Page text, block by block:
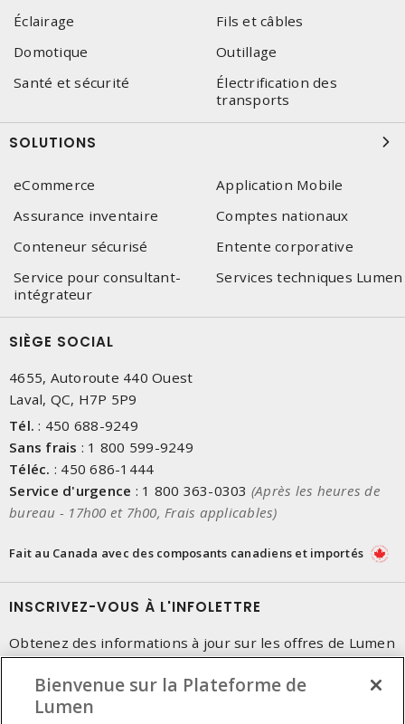
Éclairage
Fils et câbles
Domotique
Outillage
Santé et sécurité
Électrification des
transports
SOLUTIONS
eCommerce
Application Mobile
Assurance inventaire
Comptes nationaux
Conteneur sécurisé
Entente corporative
Service pour consultant-
intégrateur
Services techniques Lumen
SIÈGE SOCIAL
4655, Autoroute 440 Ouest
Laval, QC, H7P 5P9
Tél. : 450 688-9249
Sans frais : 1 800 599-9249
Téléc. : 450 686-1444
Service d'urgence : 1 800 363-0303 (Après les heures de
bureau - 17h00 et 7h00, Frais applicables)
Fait au Canada avec des composants canadiens et importés
INSCRIVEZ-VOUS À L'INFOLETTRE
Obtenez des informations à jour sur les offres de Lumen
Bienvenue sur la Plateforme de
Lumen